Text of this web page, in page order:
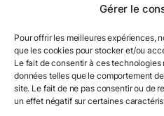
Gérer le
Pour offrir les meilleures expériences,
que les cookies pour stocker et/ou
Le fait de consentir à ces
données telles que le comportement
site. Le fait de ne pas consentir ou de
un effet négatif sur certaines